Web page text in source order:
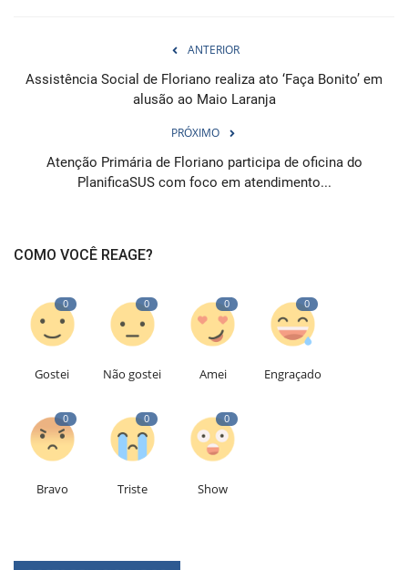
ANTERIOR
Assistência Social de Floriano realiza ato ‘Faça Bonito’ em
alusão ao Maio Laranja
PRÓXIMO
Atenção Primária de Floriano participa de oficina do
PlanificaSUS com foco em atendimento...
COMO VOCÊ REAGE?
0
Gostei
0
Não gostei
0
Amei
0
Engraçado
0
Bravo
0
Triste
0
Show